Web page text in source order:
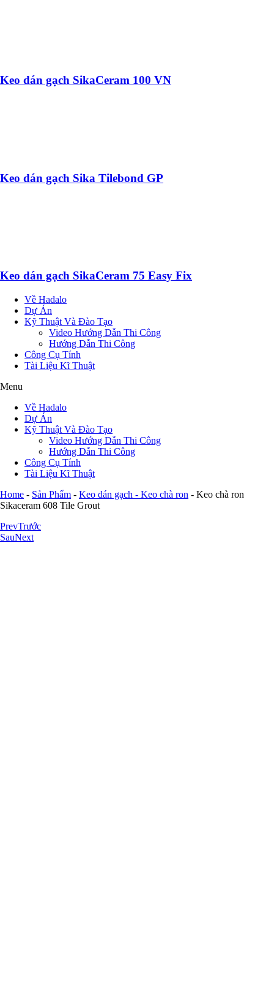
Keo dán gạch SikaCeram 100 VN
Keo dán gạch Sika Tilebond GP
Keo dán gạch SikaCeram 75 Easy Fix
Về Hadalo
Dự Án
Kỹ Thuật Và Đào Tạo
Video Hướng Dẫn Thi Công
Hướng Dẫn Thi Công
Công Cụ Tính
Tài Liệu Kĩ Thuật
Menu
Về Hadalo
Dự Án
Kỹ Thuật Và Đào Tạo
Video Hướng Dẫn Thi Công
Hướng Dẫn Thi Công
Công Cụ Tính
Tài Liệu Kĩ Thuật
Home - Sản Phẩm - Keo dán gạch - Keo chà ron - Keo chà ron
Sikaceram 608 Tile Grout
PrevTrước
SauNext